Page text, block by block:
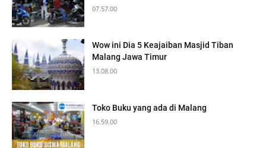
07.57.00
Wow ini Dia 5 Keajaiban Masjid Tiban
Malang Jawa Timur
13.08.00
Toko Buku yang ada di Malang
16.59.00